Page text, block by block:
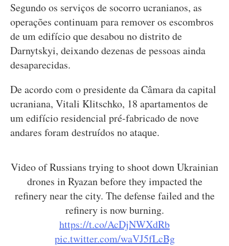
Segundo os serviços de socorro ucranianos, as
operações continuam para remover os escombros
de um edifício que desabou no distrito de
Darnytskyi, deixando dezenas de pessoas ainda
desaparecidas.
De acordo com o presidente da Câmara da capital
ucraniana, Vitali Klitschko, 18 apartamentos de
um edifício residencial pré-fabricado de nove
andares foram destruídos no ataque.
Video of Russians trying to shoot down Ukrainian
drones in Ryazan before they impacted the
refinery near the city. The defense failed and the
refinery is now burning.
https://t.co/AcDjNWXdRb
pic.twitter.com/waVJ5fLcBg